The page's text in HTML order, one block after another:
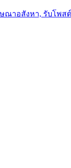
ณาอสังหา, รับโพส